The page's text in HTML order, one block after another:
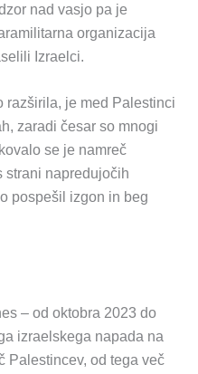
nad vasjo pa je
organizacija
Izraelci.
razširila, je med Palestinci
zaradi česar so mnogi
se je namreč
strani napredujočih
pospešil izgon in beg
– od oktobra 2023 do
izraelskega napada na
Palestincev, od tega več